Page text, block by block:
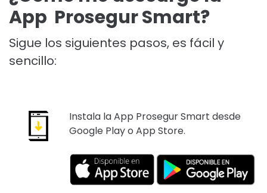
App Prosegur Smart?
Sigue los siguientes pasos, es fácil y
sencillo:
Instala la App Prosegur Smart desde
Google Play o App Store.